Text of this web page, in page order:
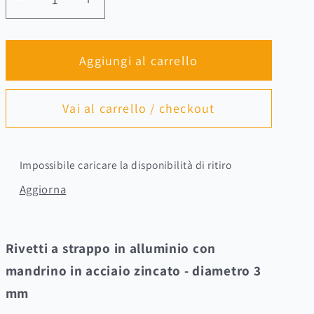
Diminuisci
per
a
mm
con
acciaio
zincato
–
100
Aumenta
per
Rivetti
a
in
mm
acciaio
zincato
–
Aggiungi al carrello
Vai al carrello / checkout
Impossibile caricare la disponibilità di ritiro
Aggiorna
Rivetti a strappo in alluminio con
mandrino in acciaio zincato - diametro 3
mm